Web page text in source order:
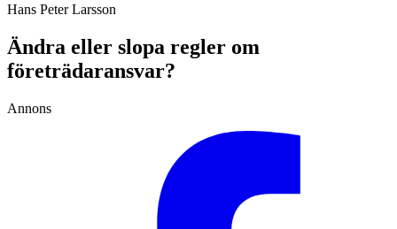
Hans Peter Larsson
Ändra eller slopa regler om
företrädaransvar?
Annons